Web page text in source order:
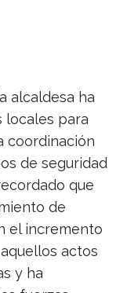
alcaldesa ha
locales para
coordinación
de seguridad
que
de
el incremento
actos
y ha